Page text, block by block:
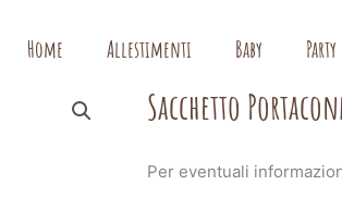
Home Allestimenti Baby Party
Sacchetto
Per eventuali